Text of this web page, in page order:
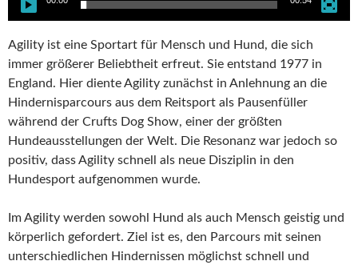
Agility ist eine Sportart für Mensch und Hund, die sich
immer größerer Beliebtheit erfreut. Sie entstand 1977 in
England. Hier diente Agility zunächst in Anlehnung an die
Hindernisparcours aus dem Reitsport als Pausenfüller
während der Crufts Dog Show, einer der größten
Hundeausstellungen der Welt. Die Resonanz war jedoch so
positiv, dass Agility schnell als neue Disziplin in den
Hundesport aufgenommen wurde.
Im Agility werden sowohl Hund als auch Mensch geistig und
körperlich gefordert. Ziel ist es, den Parcours mit seinen
unterschiedlichen Hindernissen möglichst schnell und